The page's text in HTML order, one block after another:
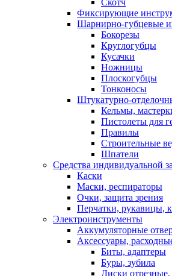
Фиксирующие
Шарнирно-губцевые
Бокорезы
Круглогубцы
Кусачки
Ножницы
Плоскогубцы
Тонконосы
Штукатурно-
Кельмы,
Пистолеты для
Правилы
Строительные
Шпатели
Средства индивидуальной
Каски
Маски, респираторы
Очки, защита зрения
Перчатки, рукавицы,
Электроинструменты
Аккумуляторные
Аксессуары,
Биты, адаптеры
Буры, зубила
Диски